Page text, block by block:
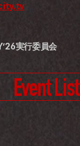
実行委員会
Event List